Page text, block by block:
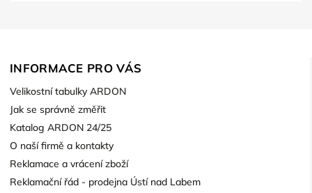
INFORMACE PRO VÁS
Velikostní tabulky ARDON
Jak se správně změřit
Katalog ARDON 24/25
O naší firmě a kontakty
Reklamace a vrácení zboží
Reklamační řád - prodejna Ústí nad Labem